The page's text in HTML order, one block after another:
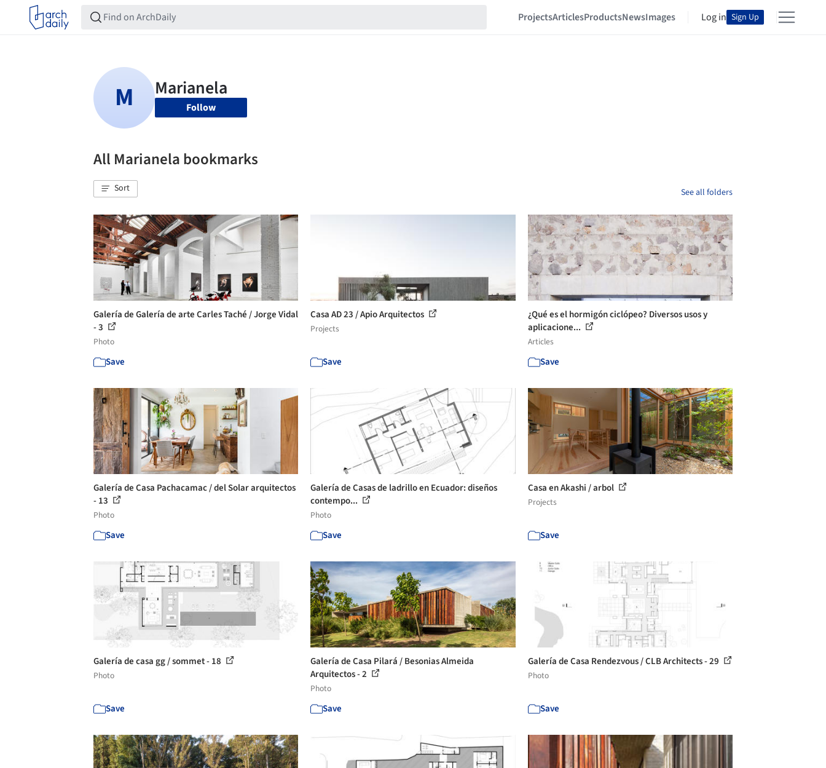
ProjectsArticlesProductsNewsImages Log in Sign Up
Follow
All Marianela bookmarks
Sort See all folders
Galería de Galería de arte Carles Taché / Jorge Vidal
- 3
Photo
Save
Casa AD 23 / Apio Arquitectos
Projects
Save
¿Qué es el hormigón ciclópeo? Diversos usos y
aplicacione...
Articles
Save
Galería de Casa Pachacamac / del Solar arquitectos
- 13
Photo
Save
Galería de Casas de ladrillo en Ecuador: diseños
contempo...
Photo
Save
Casa en Akashi / arbol
Projects
Save
Galería de casa gg / sommet - 18
Photo
Save
Galería de Casa Pilará / Besonias Almeida
Arquitectos - 2
Photo
Save
Galería de Casa Rendezvous / CLB Architects - 29
Photo
Save